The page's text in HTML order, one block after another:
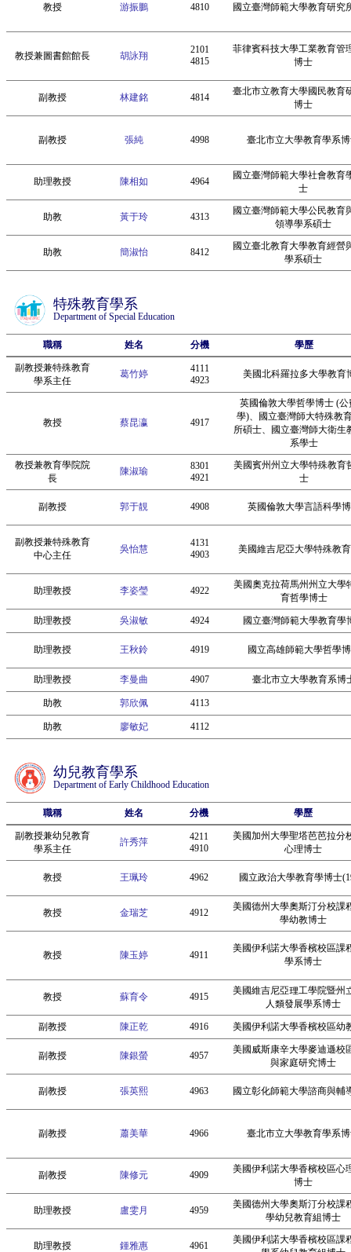
教授 游振鵬 4810 國立臺灣師範大學教育研究
教授兼圖書館館長 胡詠翔
2101
4815
菲律賓科技大學工業教育管
博士
副教授 林建銘 4814
臺北市立教育大學國民教育
博士
副教授 張純 4998 臺北市立大學教育學系
助理教授 陳相如 4964
國立臺灣師範大學社會教育
士
助教 黃于玲 4313
國立臺灣師範大學公民教育
領導學系碩士
助教 簡淑怡 8412
國立臺北教育大學教育經營
學系碩士
特殊教育學系
Department of Special Education
職稱 姓名 分機 學歷
副教授兼特殊教育
學系主任
葛竹婷
4111
4923
美國北科羅拉多大學教育
教授 蔡昆瀛 4917
英國倫敦大學哲學博士 (公
學)、國立臺灣師大特殊教
所碩士、國立臺灣師大衛生
系學士
教授兼教育學院院
長
陳淑瑜
8301
4921
美國賓州州立大學特殊教育
士
副教授 郭于靚 4908 英國倫敦大學言語科學
副教授兼特殊教育
中心主任
吳怡慧
4131
4903
美國維吉尼亞大學特殊教
助理教授 李姿瑩 4922
美國奧克拉荷馬州州立大學
育哲學博士
助理教授 吳淑敏 4924 國立臺灣師範大學教育學
助理教授 王秋鈴 4919 國立高雄師範大學哲學
助理教授 李曼曲 4907 臺北市立大學教育系博
助教 郭欣佩 4113
助教 廖敏妃 4112
幼兒教育學系
Department of Early Childhood Education
職稱 姓名 分機 學歷
副教授兼幼兒教育
學系主任
許秀萍
4211
4910
美國加州大學聖塔芭芭拉分
心理博士
教授 王珮玲 4962 國立政治大學教育學博士
教授 金瑞芝 4912
美國德州大學奧斯汀分校課
學幼教博士
教授 陳玉婷 4911
美國伊利諾大學香檳校區課
學系博士
教授 蘇育令 4915
美國維吉尼亞理工學院暨州
人類發展學系博士
副教授 陳正乾 4916 美國伊利諾大學香檳校區幼
副教授 陳銀螢 4957
美國威斯康辛大學麥迪遜校
與家庭研究博士
副教授 張英熙 4963 國立彰化師範大學諮商與輔
副教授 蕭美華 4966 臺北市立大學教育學系
副教授 陳修元 4909
美國伊利諾大學香檳校區心
博士
助理教授 盧雯月 4959
美國德州大學奧斯汀分校課
學幼兒教育組博士
助理教授 鍾雅惠 4961
美國伊利諾大學香檳校區課